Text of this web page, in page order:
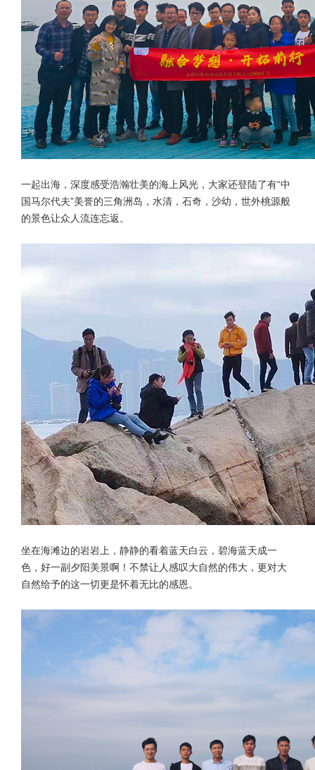
一起出海，深度感受浩瀚壮美的海上风光，大家还登陆了有“中
国马尔代夫”美誉的三角洲岛，水清，石奇，沙幼，世外桃源般
的景色让众人流连忘返。
坐在海滩边的岩岩上，静静的看着蓝天白云，碧海蓝天成一
色，好一副夕阳美景啊！不禁让人感叹大自然的伟大，更对大
自然给予的这一切更是怀着无比的感恩。